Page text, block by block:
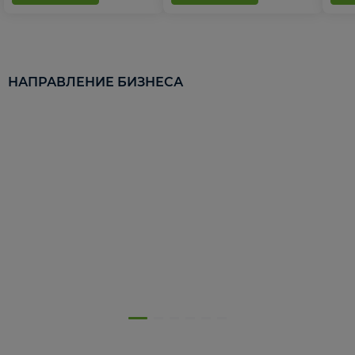
НАПРАВЛЕНИЕ БИЗНЕСА